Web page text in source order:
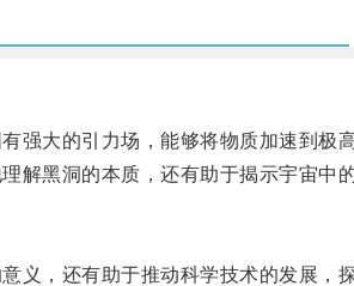
大的引力场，能够将物质加速到极高
黑洞的本质，还有助于揭示宇宙中
，还有助于推动科学技术的发展，探